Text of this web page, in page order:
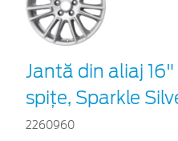
Jantă din aliaj 16"
spiţe, Sparkle
2260960